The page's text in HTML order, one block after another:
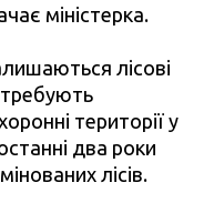
міністерка.
лісові
території у
два роки
лісів.